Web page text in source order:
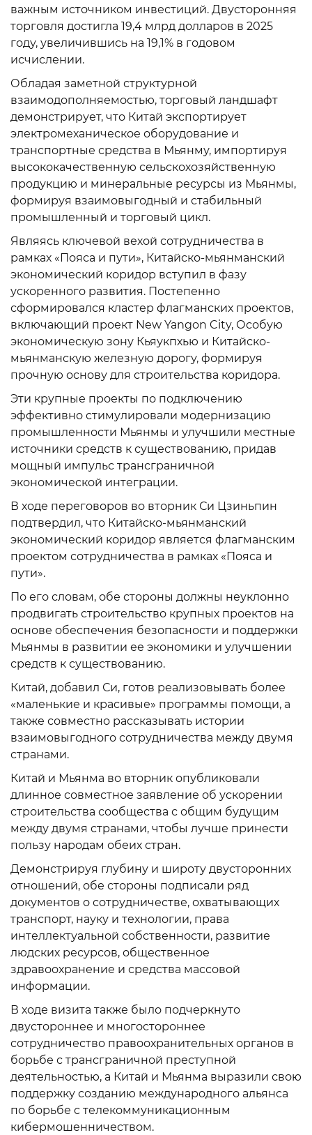
важным источником инвестиций. Двусторонняя
торговля достигла 19,4 млрд долларов в 2025
году, увеличившись на 19,1% в годовом
исчислении.
Обладая заметной структурной
взаимодополняемостью, торговый ландшафт
демонстрирует, что Китай экспортирует
электромеханическое оборудование и
транспортные средства в Мьянму, импортируя
высококачественную сельскохозяйственную
продукцию и минеральные ресурсы из Мьянмы,
формируя взаимовыгодный и стабильный
промышленный и торговый цикл.
Являясь ключевой вехой сотрудничества в
рамках «Пояса и пути», Китайско-мьянманский
экономический коридор вступил в фазу
ускоренного развития. Постепенно
сформировался кластер флагманских проектов,
включающий проект New Yangon City, Особую
экономическую зону Кьяукпхью и Китайско-
мьянманскую железную дорогу, формируя
прочную основу для строительства коридора.
Эти крупные проекты по подключению
эффективно стимулировали модернизацию
промышленности Мьянмы и улучшили местные
источники средств к существованию, придав
мощный импульс трансграничной
экономической интеграции.
В ходе переговоров во вторник Си Цзиньпин
подтвердил, что Китайско-мьянманский
экономический коридор является флагманским
проектом сотрудничества в рамках «Пояса и
пути».
По его словам, обе стороны должны неуклонно
продвигать строительство крупных проектов на
основе обеспечения безопасности и поддержки
Мьянмы в развитии ее экономики и улучшении
средств к существованию.
Китай, добавил Си, готов реализовывать более
«маленькие и красивые» программы помощи, а
также совместно рассказывать истории
взаимовыгодного сотрудничества между двумя
странами.
Китай и Мьянма во вторник опубликовали
длинное совместное заявление об ускорении
строительства сообщества с общим будущим
между двумя странами, чтобы лучше принести
пользу народам обеих стран.
Демонстрируя глубину и широту двусторонних
отношений, обе стороны подписали ряд
документов о сотрудничестве, охватывающих
транспорт, науку и технологии, права
интеллектуальной собственности, развитие
людских ресурсов, общественное
здравоохранение и средства массовой
информации.
В ходе визита также было подчеркнуто
двустороннее и многостороннее
сотрудничество правоохранительных органов в
борьбе с трансграничной преступной
деятельностью, а Китай и Мьянма выразили свою
поддержку созданию международного альянса
по борьбе с телекоммуникационным
кибермошенничеством.